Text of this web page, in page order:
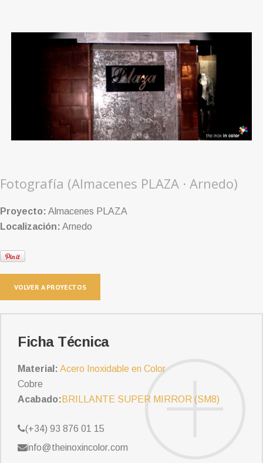
Fotografía (Almacenes PLAZA · Arnedo)
Proyecto: Almacenes PLAZA
Localización: Arnedo
VOLVER A PROYECTOS
Ficha Técnica
Material: Acero Inoxidable en Color
Cobre
Acabado: BRILLANTE SUPER MIRROR (SM8)
(+34) 93 876 01 15
info@theinoxincolor.com